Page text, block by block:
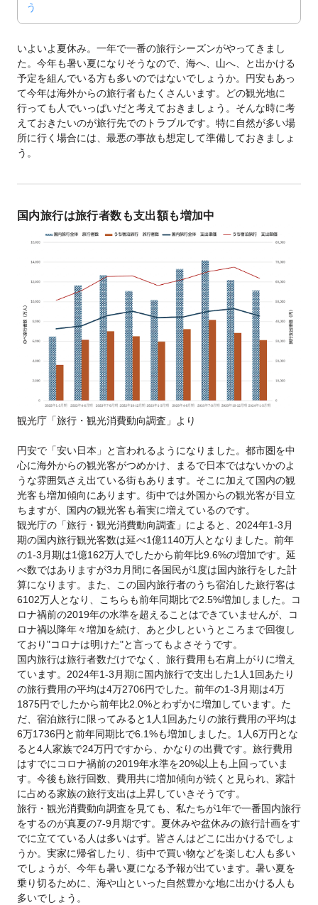
う
いよいよ夏休み。一年で一番の旅行シーズンがやってきまし
た。今年も暑い夏になりそうなので、海へ、山へ、と出かける
予定を組んでいる方も多いのではないでしょうか。円安もあっ
て今年は海外からの旅行者もたくさんいます。どの観光地に
行っても人でいっぱいだと考えておきましょう。そんな時に考
えておきたいのが旅行先でのトラブルです。特に自然が多い場
所に行く場合には、最悪の事故も想定して準備しておきましょ
う。
国内旅行は旅行者数も支出額も増加中
観光庁「旅行・観光消費動向調査」より
円安で「安い日本」と言われるようになりました。都市圏を中
心に海外からの観光客がつめかけ、まるで日本ではないかのよ
うな雰囲気さえ出ている街もあります。そこに加えて国内の観
光客も増加傾向にあります。街中では外国からの観光客が目立
ちますが、国内の観光客も着実に増えているのです。
観光庁の「旅行・観光消費動向調査」によると、2024年1-3月
期の国内旅行観光客数は延べ1億1140万人となりました。前年
の1-3月期は1億162万人でしたから前年比9.6%の増加です。延
べ数ではありますが3カ月間に各国民が1度は国内旅行をした計
算になります。また、この国内旅行者のうち宿泊した旅行客は
6102万人となり、こちらも前年同期比で2.5%増加しました。コ
ロナ禍前の2019年の水準を超えることはできていませんが、コ
ロナ禍以降年々増加を続け、あと少しというところまで回復し
ており"コロナは明けた"と言ってもよさそうです。
国内旅行は旅行者数だけでなく、旅行費用も右肩上がりに増え
ています。2024年1-3月期に国内旅行で支出した1人1回あたり
の旅行費用の平均は4万2706円でした。前年の1-3月期は4万
1875円でしたから前年比2.0%とわずかに増加しています。た
だ、宿泊旅行に限ってみると1人1回あたりの旅行費用の平均は
6万1736円と前年同期比で6.1%も増加しました。1人6万円とな
ると4人家族で24万円ですから、かなりの出費です。旅行費用
はすでにコロナ禍前の2019年水準を20%以上も上回っていま
す。今後も旅行回数、費用共に増加傾向が続くと見られ、家計
に占める家族の旅行支出は上昇していきそうです。
旅行・観光消費動向調査を見ても、私たちが1年で一番国内旅行
をするのが真夏の7-9月期です。夏休みや盆休みの旅行計画をす
でに立てている人は多いはず。皆さんはどこに出かけるでしょ
うか。実家に帰省したり、街中で買い物などを楽しむ人も多い
でしょうが、今年も暑い夏になる予報が出ています。暑い夏を
乗り切るために、海や山といった自然豊かな地に出かける人も
多いでしょう。